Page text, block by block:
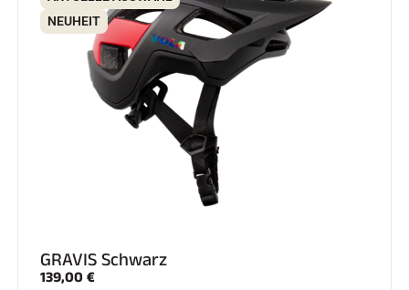
NEUHEIT
GRAVIS Schwarz
139,00 €